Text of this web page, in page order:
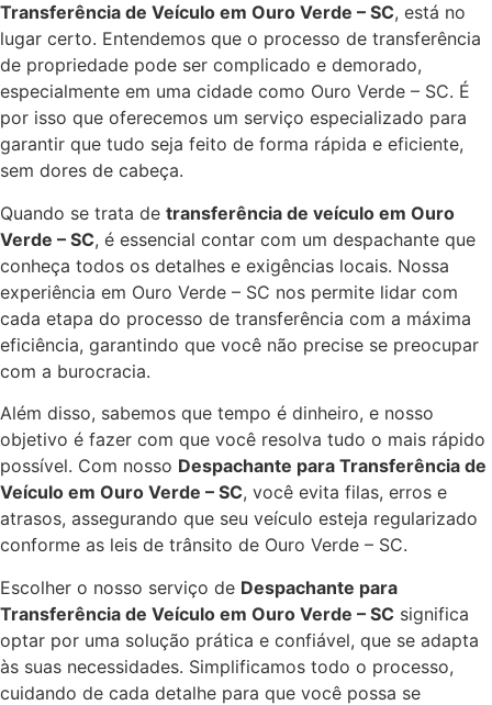
Transferência de Veículo em Ouro Verde – SC, está no
lugar certo. Entendemos que o processo de transferência
de propriedade pode ser complicado e demorado,
especialmente em uma cidade como Ouro Verde – SC. É
por isso que oferecemos um serviço especializado para
garantir que tudo seja feito de forma rápida e eficiente,
sem dores de cabeça.
Quando se trata de transferência de veículo em Ouro
Verde – SC, é essencial contar com um despachante que
conheça todos os detalhes e exigências locais. Nossa
experiência em Ouro Verde – SC nos permite lidar com
cada etapa do processo de transferência com a máxima
eficiência, garantindo que você não precise se preocupar
com a burocracia.
Além disso, sabemos que tempo é dinheiro, e nosso
objetivo é fazer com que você resolva tudo o mais rápido
possível. Com nosso Despachante para Transferência de
Veículo em Ouro Verde – SC, você evita filas, erros e
atrasos, assegurando que seu veículo esteja regularizado
conforme as leis de trânsito de Ouro Verde – SC.
Escolher o nosso serviço de Despachante para
Transferência de Veículo em Ouro Verde – SC significa
optar por uma solução prática e confiável, que se adapta
às suas necessidades. Simplificamos todo o processo,
cuidando de cada detalhe para que você possa se